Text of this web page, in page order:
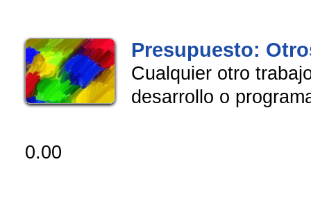
Presupuesto:
Cualquier otro
desarrollo o
0.00